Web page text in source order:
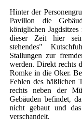
Hinter der
Pavillon die
königlichen
dieser Zeit hier
stehendes"
Stallungen zur
werden. Direkt rechts
Romke in die Oker.
Fehlen des häßlichen
rechts neben der
Gebäuden befindet,
nicht gebaut und
verschandelt.